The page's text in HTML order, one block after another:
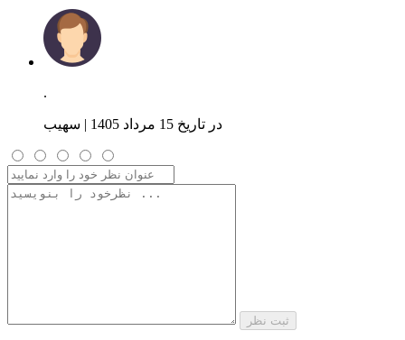
48
ایجاد حس
ویژگی
خشک نکه داشتن زیر بغل
حجم
200m
.
در تاریخ 15 مرداد 1405 | سهیب
ثبت نظر